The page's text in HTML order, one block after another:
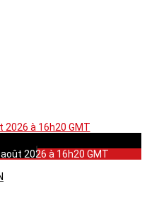
2026 à 16h20 GMT
2026 à 16h20 GMT